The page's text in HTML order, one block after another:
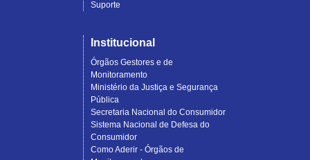
Suporte
Institucional
Órgãos Gestores e de
Monitoramento
Ministério da Justiça e Segurança
Pública
Secretaria Nacional do Consumidor
Sistema Nacional de Defesa do
Consumidor
Como Aderir - Órgãos de